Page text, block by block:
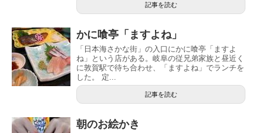
記事を読む
かに喰亭「ますよね」
「日本海さかな街」の入口にかに喰亭「ますよ
ね」という店がある。岐阜の従兄弟家族と昼近く
に敦賀駅で待ち合わせ、「ますよね」でランチを
した。 定...
記事を読む
朝のお絵かき